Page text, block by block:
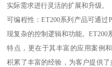
实际需求进行灵活的扩展和升级。
可编程性：ET200系列产品可通
现复杂的控制逻辑和功能。
特点，更在于其丰富的应用案例
积累了丰富的经验，为客户提供